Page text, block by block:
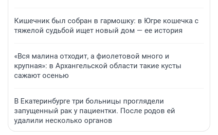
Кишечник был собран в гармошку: в Югре кошечка с
тяжелой судьбой ищет новый дом — ее история
«Вся малина отходит, а фиолетовой много и
крупная»: в Архангельской области такие кусты
сажают осенью
В Екатеринбурге три больницы проглядели
запущенный рак у пациентки. После родов ей
удалили несколько органов